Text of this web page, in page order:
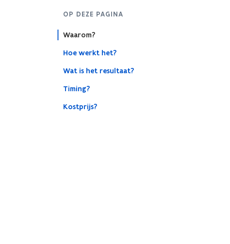
OP DEZE PAGINA
Waarom?
Hoe werkt het?
Wat is het resultaat?
Timing?
Kostprijs?